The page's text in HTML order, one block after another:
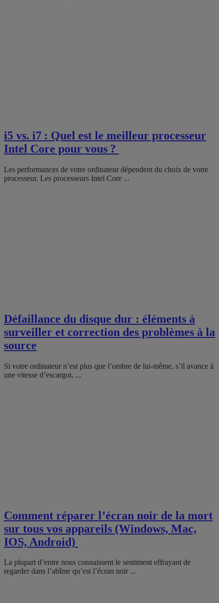
i5 vs. i7 : Quel est le meilleur processeur
Intel Core pour vous ?
Les performances de votre ordinateur dépendent du choix de votre
processeur. Les processeurs Intel Core ...
Défaillance du disque dur : éléments à
surveiller et correction des problèmes à la
source
Si votre ordinateur n’est plus que l’ombre de lui-même, s’il avance à
une vitesse d’escargot, ...
Comment réparer l’écran noir de la mort
sur tous vos appareils (Windows, Mac,
IOS, Android)
La plupart d’entre nous connaissent le sentiment effrayant de
regarder dans l’abîme qu’est l’écran noir ...